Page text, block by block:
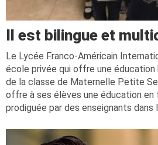
Il est bilingue et
Le Lycée Franco-Américain
école privée qui offre une éducation
de la classe de Maternelle Petite
offre à ses élèves une éducation en
prodiguée par des enseignants dans